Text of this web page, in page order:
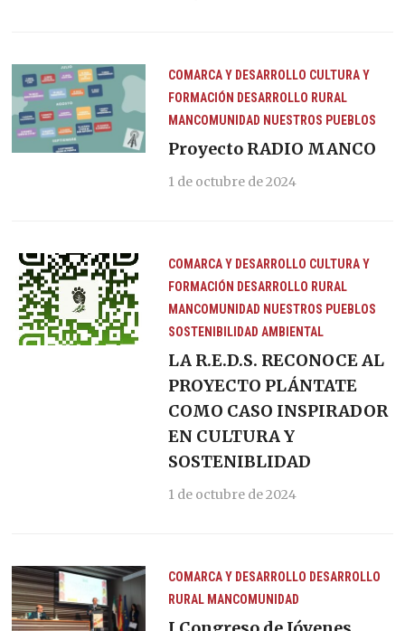
COMARCA Y DESARROLLO CULTURA Y
FORMACIÓN DESARROLLO RURAL
MANCOMUNIDAD NUESTROS PUEBLOS
Proyecto RADIO MANCO
1 de octubre de 2024
COMARCA Y DESARROLLO CULTURA Y
FORMACIÓN DESARROLLO RURAL
MANCOMUNIDAD NUESTROS PUEBLOS
SOSTENIBILIDAD AMBIENTAL
LA R.E.D.S. RECONOCE AL
PROYECTO PLÁNTATE
COMO CASO INSPIRADOR
EN CULTURA Y
SOSTENIBLIDAD
1 de octubre de 2024
COMARCA Y DESARROLLO DESARROLLO
RURAL MANCOMUNIDAD